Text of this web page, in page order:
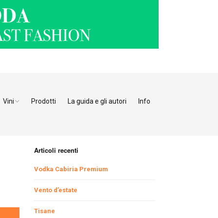
Ristoranti Verona
Ristoranti Vicenza
Ristoranti Padova
Ristoranti Pordenone
Ristoranti Udine
Vini Prodotti La guida e gli autori Info
Articoli recenti
Vodka Cabiria Premium
Vento d’estate
Tisane